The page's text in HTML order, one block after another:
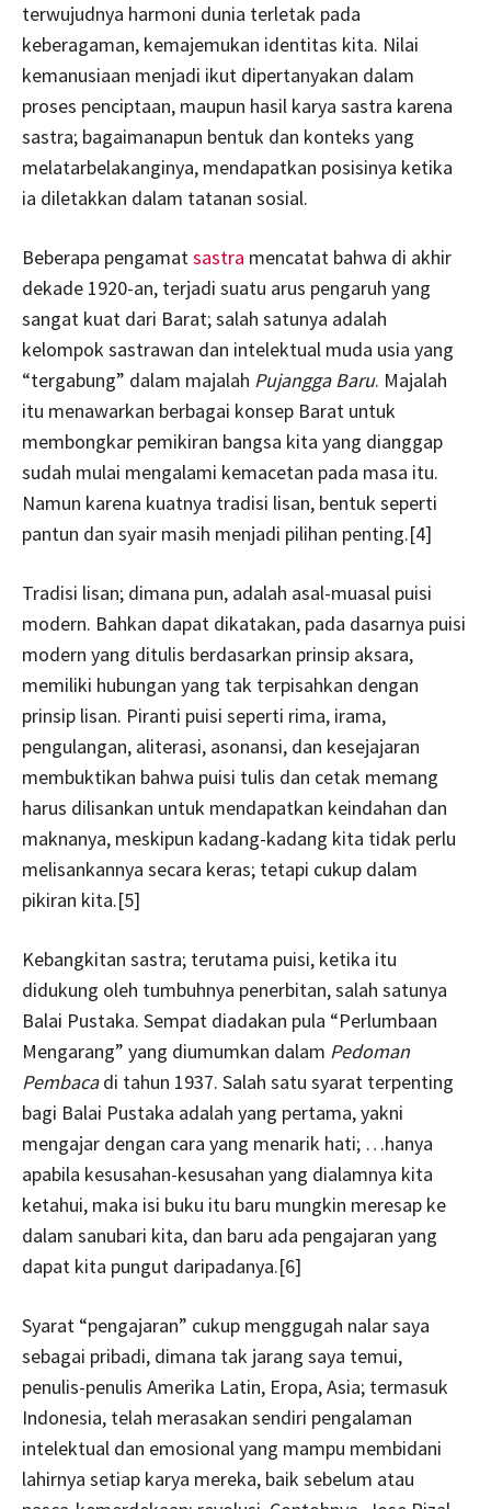
terwujudnya harmoni dunia terletak pada
keberagaman, kemajemukan identitas kita. Nilai
kemanusiaan menjadi ikut dipertanyakan dalam
proses penciptaan, maupun hasil karya sastra karena
sastra; bagaimanapun bentuk dan konteks yang
melatarbelakanginya, mendapatkan posisinya ketika
ia diletakkan dalam tatanan sosial.
Beberapa pengamatsastra mencatat bahwa di akhir
dekade 1920-an, terjadi suatu arus pengaruh yang
sangat kuat dari Barat; salah satunya adalah
kelompok sastrawan dan intelektual muda usia yang
“tergabung” dalam majalah Pujangga Baru. Majalah
itu menawarkan berbagai konsep Barat untuk
membongkar pemikiran bangsa kita yang dianggap
sudah mulai mengalami kemacetan pada masa itu.
Namun karena kuatnya tradisi lisan, bentuk seperti
pantun dan syair masih menjadi pilihan penting.[4]
Tradisi lisan; dimana pun, adalah asal-muasal puisi
modern. Bahkan dapat dikatakan, pada dasarnya puisi
modern yang ditulis berdasarkan prinsip aksara,
memiliki hubungan yang tak terpisahkan dengan
prinsip lisan. Piranti puisi seperti rima, irama,
pengulangan, aliterasi, asonansi, dan kesejajaran
membuktikan bahwa puisi tulis dan cetak memang
harus dilisankan untuk mendapatkan keindahan dan
maknanya, meskipun kadang-kadang kita tidak perlu
melisankannya secara keras; tetapi cukup dalam
pikiran kita.[5]
Kebangkitan sastra; terutama puisi, ketika itu
didukung oleh tumbuhnya penerbitan, salah satunya
Balai Pustaka. Sempat diadakan pula “Perlumbaan
Mengarang” yang diumumkan dalam Pedoman
Pembacadi tahun 1937. Salah satu syarat terpenting
bagi Balai Pustaka adalah yang pertama, yakni
mengajar dengan cara yang menarik hati; …hanya
apabila kesusahan-kesusahan yang dialamnya kita
ketahui, maka isi buku itu baru mungkin meresap ke
dalam sanubari kita, dan baru ada pengajaran yang
dapat kita pungut daripadanya.[6]
Syarat “pengajaran” cukup menggugah nalar saya
sebagai pribadi, dimana tak jarang saya temui,
penulis-penulis Amerika Latin, Eropa, Asia; termasuk
Indonesia, telah merasakan sendiri pengalaman
intelektual dan emosional yang mampu membidani
lahirnya setiap karya mereka, baik sebelum atau